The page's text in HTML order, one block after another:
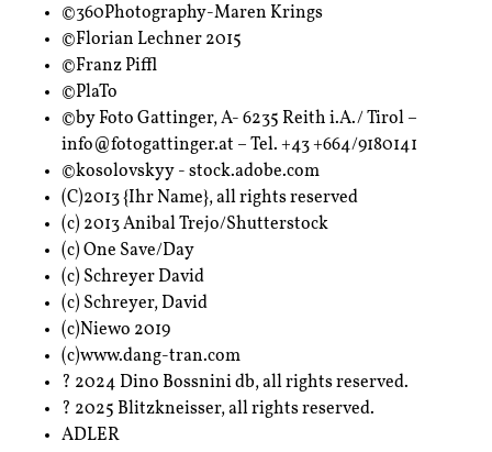
©360Photography-Maren Krings
©Florian Lechner 2015
©Franz Piffl
©PlaTo
©by Foto Gattinger, A- 6235 Reith i.A./ Tirol –
info@fotogattinger.at – Tel. +43 +664/9180141
©kosolovskyy - stock.adobe.com
(C)2013 {Ihr Name}, all rights reserved
(c) 2013 Anibal Trejo/Shutterstock
(c) One Save/Day
(c) Schreyer David
(c) Schreyer, David
(c)Niewo 2019
(c)www.dang-tran.com
? 2024 Dino Bossnini db, all rights reserved.
? 2025 Blitzkneisser, all rights reserved.
ADLER